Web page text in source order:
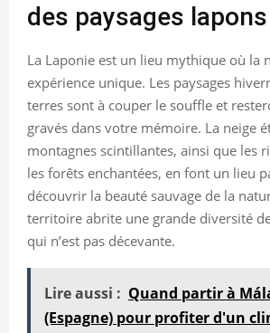
des paysages lapons
La Laponie est un lieu mythique où la
expérience unique. Les paysages
terres sont à couper le souffle et
gravés dans votre mémoire. La neige
montagnes scintillantes, ainsi que les
les forêts enchantées, en font un lieu
découvrir la beauté sauvage de la
territoire abrite une grande diversité
qui n’est pas décevante.
Lire aussi : Quand partir à
(Espagne) pour profiter d'un